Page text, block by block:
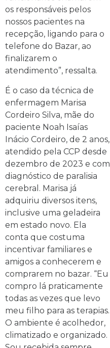
os responsáveis pelos
nossos pacientes na
recepção, ligando para o
telefone do Bazar, ao
finalizarem o
atendimento”, ressalta.
É o caso da técnica de
enfermagem Marisa
Cordeiro Silva, mãe do
paciente Noah Isaías
Inácio Cordeiro, de 2 anos,
atendido pela CCP desde
dezembro de 2023 e com
diagnóstico de paralisia
cerebral. Marisa já
adquiriu diversos itens,
inclusive uma geladeira
em estado novo. Ela
conta que costuma
incentivar familiares e
amigos a conhecerem e
comprarem no bazar. “Eu
compro lá praticamente
todas as vezes que levo
meu filho para as terapias.
O ambiente é acolhedor,
climatizado e organizado.